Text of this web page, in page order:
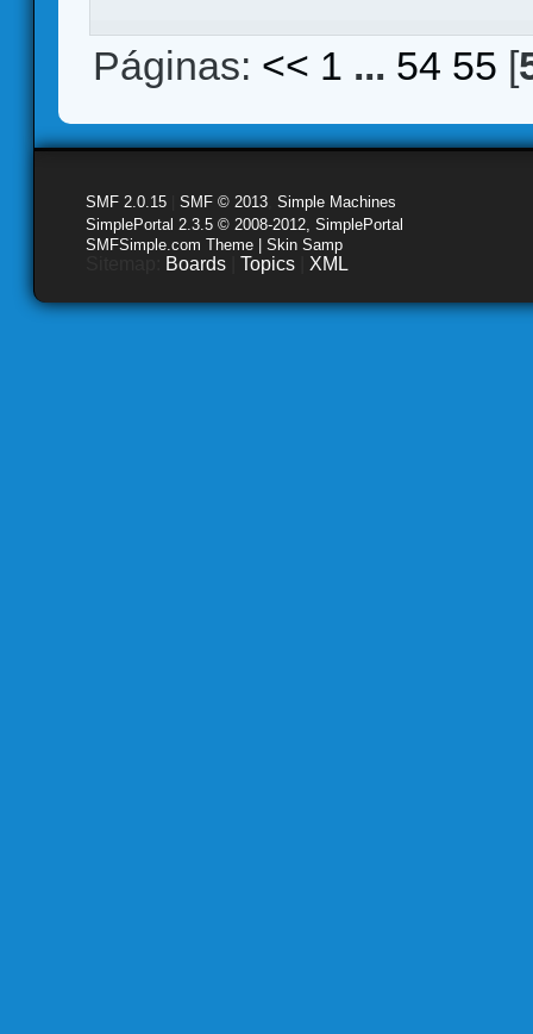
Páginas: << 1 ... 54 55 [
SMF 2.0.15 SMF © 2013 Simple Machines
SimplePortal 2.3.5 © 2008-2012, SimplePortal
SMFSimple.com Theme | Skin Samp
Boards Topics XML